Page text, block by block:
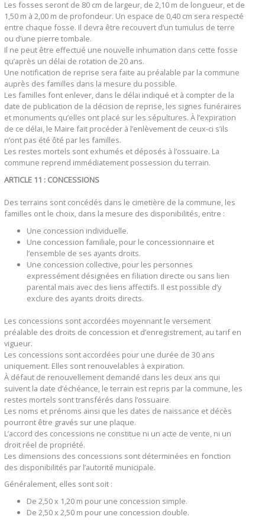
Les fosses seront de 80 cm de largeur, de 2,10 m de longueur, et de
1,50 m à 2,00 m de profondeur. Un espace de 0,40 cm sera respecté
entre chaque fosse. Il devra être recouvert d’un tumulus de terre
ou d’une pierre tombale.
Il ne peut être effectué une nouvelle inhumation dans cette fosse
qu’après un délai de rotation de 20 ans.
Une notification de reprise sera faite au préalable par la commune
auprès des familles dans la mesure du possible.
Les familles font enlever, dans le délai indiqué et à compter de la
date de publication de la décision de reprise, les signes funéraires
et monuments qu’elles ont placé sur les sépultures. À l’expiration
de ce délai, le Maire fait procéder à l’enlèvement de ceux-ci s’ils
n’ont pas été ôté par les familles.
Les restes mortels sont exhumés et déposés à l’ossuaire. La
commune reprend immédiatement possession du terrain.
ARTICLE 11 : CONCESSIONS
Des terrains sont concédés dans le cimetière de la commune, les
familles ont le choix, dans la mesure des disponibilités, entre :
Une concession individuelle.
Une concession familiale, pour le concessionnaire et
l’ensemble de ses ayants droits.
Une concession collective, pour les personnes
expressément désignées en filiation directe ou sans lien
parental mais avec des liens affectifs. Il est possible d’y
exclure des ayants droits directs.
Les concessions sont accordées moyennant le versement
préalable des droits de concession et d’enregistrement, au tarif en
vigueur.
Les concessions sont accordées pour une durée de 30 ans
uniquement. Elles sont renouvelables à expiration.
À défaut de renouvellement demandé dans les deux ans qui
suivent la date d’échéance, le terrain est repris par la commune, les
restes mortels sont transférés dans l’ossuaire.
Les noms et prénoms ainsi que les dates de naissance et décès
pourront être gravés sur une plaque.
L’accord des concessions ne constitue ni un acte de vente, ni un
droit réel de propriété.
Les dimensions des concessions sont déterminées en fonction
des disponibilités par l’autorité municipale.
Généralement, elles sont soit :
De 2,50 x 1,20 m pour une concession simple.
De 2,50 x 2,50 m pour une concession double.